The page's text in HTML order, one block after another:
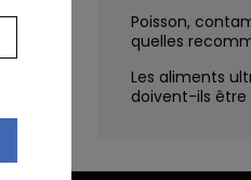
Poisson,
quelles
Les aliments
doivent-ils être